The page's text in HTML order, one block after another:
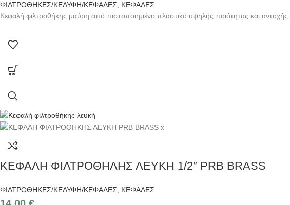
ΦΙΛΤΡΟΘΗΚΕΣ/ΚΕΛΥΦΗ/ΚΕΦΑΛΕΣ, ΚΕΦΑΛΕΣ
Κεφαλή φιλτροθήκης μαύρη από πιστοποιημένο πλαστικό υψηλής ποιότητας και αντοχής.
ΚΕΦΑΛΗ ΦΙΛΤΡΟΘΗΛΗΣ ΛΕΥΚΗ 1/2″ PRB BRASS
ΦΙΛΤΡΟΘΗΚΕΣ/ΚΕΛΥΦΗ/ΚΕΦΑΛΕΣ ΚΕΦΑΛΕΣ